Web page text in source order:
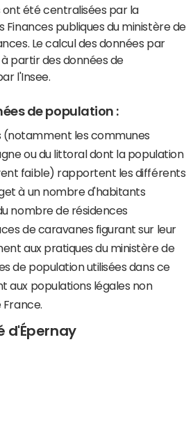
été centralisées par la
Finances publiques du ministère de
Le calcul des données par
partir des données de
l'Insee.
de population :
(notamment les communes
ou du littoral dont la population
faible) rapportent les différents
à un nombre d'habitants
nombre de résidences
de caravanes figurant sur leur
aux pratiques du ministère de
de population utilisées dans ce
aux populations légales non
France.
d'Épernay